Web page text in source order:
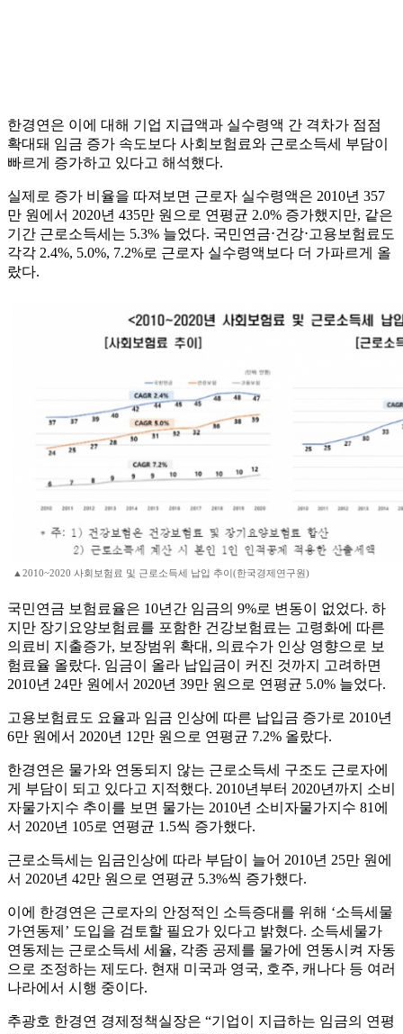
한경연은 이에 대해 기업 지급액과 실수령액 간 격차가 점점
확대돼 임금 증가 속도보다 사회보험료와 근로소득세 부담이
빠르게 증가하고 있다고 해석했다.
실제로 증가 비율을 따져보면 근로자 실수령액은 2010년 357
만 원에서 2020년 435만 원으로 연평균 2.0% 증가했지만, 같은
기간 근로소득세는 5.3% 늘었다. 국민연금⋅건강⋅고용보험료도
각각 2.4%, 5.0%, 7.2%로 근로자 실수령액보다 더 가파르게 올
랐다.
▲2010~2020 사회보험료 및 근로소득세 납입 추이(한국경제연구원)
국민연금 보험료율은 10년간 임금의 9%로 변동이 없었다. 하
지만 장기요양보험료를 포함한 건강보험료는 고령화에 따른
의료비 지출증가, 보장범위 확대, 의료수가 인상 영향으로 보
험료율 올랐다. 임금이 올라 납입금이 커진 것까지 고려하면
2010년 24만 원에서 2020년 39만 원으로 연평균 5.0% 늘었다.
고용보험료도 요율과 임금 인상에 따른 납입금 증가로 2010년
6만 원에서 2020년 12만 원으로 연평균 7.2% 올랐다.
한경연은 물가와 연동되지 않는 근로소득세 구조도 근로자에
게 부담이 되고 있다고 지적했다. 2010년부터 2020년까지 소비
자물가지수 추이를 보면 물가는 2010년 소비자물가지수 81에
서 2020년 105로 연평균 1.5씩 증가했다.
근로소득세는 임금인상에 따라 부담이 늘어 2010년 25만 원에
서 2020년 42만 원으로 연평균 5.3%씩 증가했다.
이에 한경연은 근로자의 안정적인 소득증대를 위해 ‘소득세물
가연동제’ 도입을 검토할 필요가 있다고 밝혔다. 소득세물가
연동제는 근로소득세 세율, 각종 공제를 물가에 연동시켜 자동
으로 조정하는 제도다. 현재 미국과 영국, 호주, 캐나다 등 여러
나라에서 시행 중이다.
추광호 한경연 경제정책실장은 “기업이 지급하는 임금의 연평